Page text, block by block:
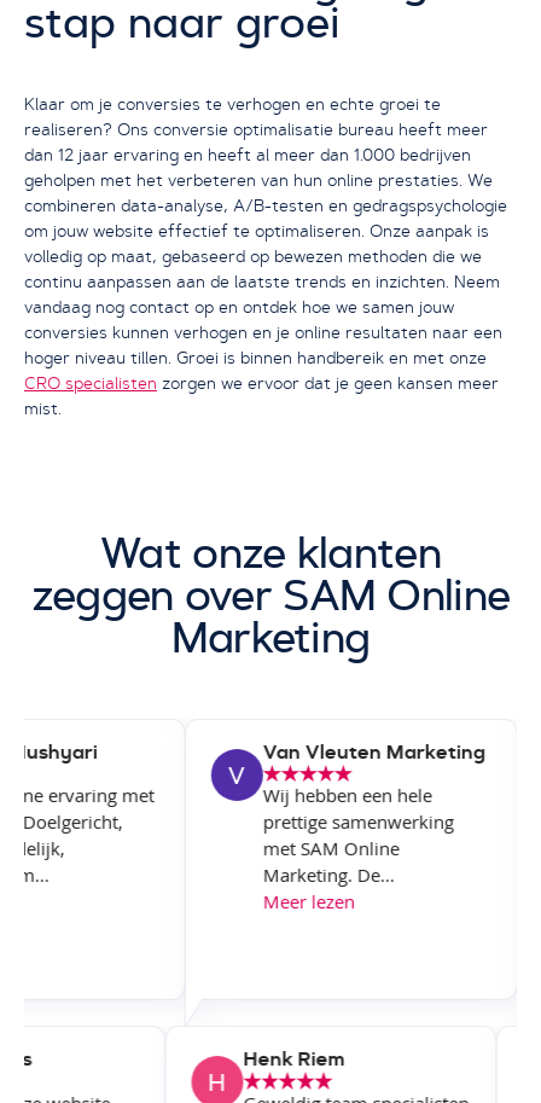
stap naar groei
Klaar om je conversies te verhogen en echte groei te
realiseren? Ons conversie optimalisatie bureau heeft meer
dan 12 jaar ervaring en heeft al meer dan 1.000 bedrijven
geholpen met het verbeteren van hun online prestaties. We
combineren data-analyse, A/B-testen en gedragspsychologie
om jouw website effectief te optimaliseren. Onze aanpak is
volledig op maat, gebaseerd op bewezen methoden die we
continu aanpassen aan de laatste trends en inzichten. Neem
vandaag nog contact op en ontdek hoe we samen jouw
conversies kunnen verhogen en je online resultaten naar een
hoger niveau tillen. Groei is binnen handbereik en met onze
CRO specialisten zorgen we ervoor dat je geen kansen meer
mist.
Wat onze klanten
zeggen over SAM Online
Marketing
ervaring met
Van Vleuten Marketing
Wij hebben een hele
prettige samenwerking
met SAM Online
Marketing. De...
Meer lezen
Henk Riem